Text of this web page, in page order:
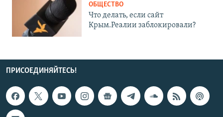
ОБЩЕСТВО
Что делать, если сайт
Крым.Реалии заблокировали?
ПРИСОЕДИНЯЙТЕСЬ!